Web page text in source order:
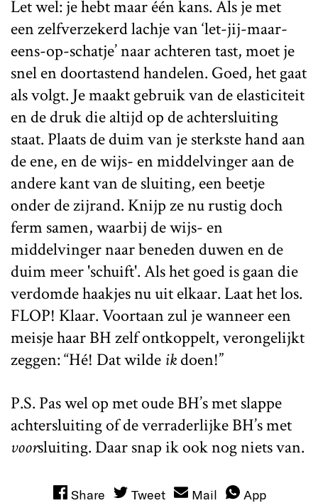
Let wel: je hebt maar één kans. Als je met
een zelfverzekerd lachje van ‘let-jij-maar-
eens-op-schatje’ naar achteren tast, moet je
snel en doortastend handelen. Goed, het gaat
als volgt. Je maakt gebruik van de elasticiteit
en de druk die altijd op de achtersluiting
staat. Plaats de duim van je sterkste hand aan
de ene, en de wijs- en middelvinger aan de
andere kant van de sluiting, een beetje
onder de zijrand. Knijp ze nu rustig doch
ferm samen, waarbij de wijs- en
middelvinger naar beneden duwen en de
duim meer 'schuift'. Als het goed is gaan die
verdomde haakjes nu uit elkaar. Laat het los.
FLOP! Klaar. Voortaan zul je wanneer een
meisje haar BH zelf ontkoppelt, verongelijkt
zeggen: “Hé! Dat wilde ikdoen!”
P.S. Pas wel op met oude BH’s met slappe
achtersluiting of de verraderlijke BH’s met
voorsluiting. Daar snap ik ook nog niets van.
Share Tweet Mail App